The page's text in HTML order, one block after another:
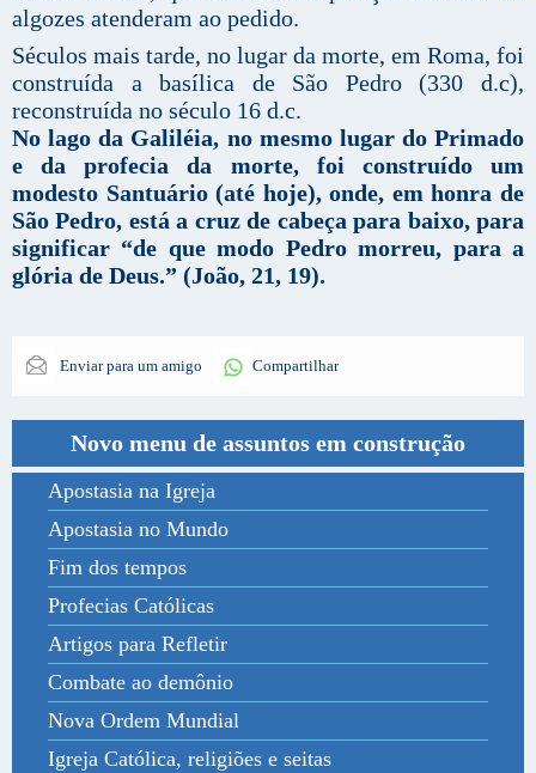
algozes atenderam ao pedido.
Séculos mais tarde, no lugar da morte, em Roma, foi
construída a basílica de São Pedro (330 d.c),
reconstruída no século 16 d.c.
No lago da Galiléia, no mesmo lugar do Primado
e da profecia da morte, foi construído um
modesto Santuário (até hoje), onde, em honra de
São Pedro, está a cruz de cabeça para baixo, para
significar “de que modo Pedro morreu, para a
glória de Deus.” (João, 21, 19).
Enviar para um amigo Compartilhar
Novo menu de assuntos em construção
Apostasia na Igreja
Apostasia no Mundo
Fim dos tempos
Profecias Católicas
Artigos para Refletir
Combate ao demônio
Nova Ordem Mundial
Igreja Católica, religiões e seitas